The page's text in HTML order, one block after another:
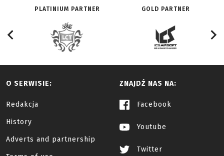
PLATINIUM PARTNER GOLD PARTNER
O SERWISIE:
Redakcja
History
Adverts and partnership
ZNAJDŹ NAS NA:
Facebook
Youtube
Twitter